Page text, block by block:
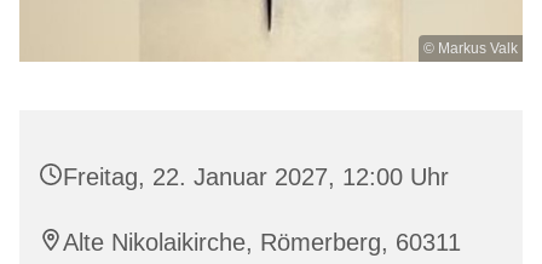
© Markus Valk
Freitag, 22. Januar 2027, 12:00 Uhr
Alte Nikolaikirche, Römerberg, 60311